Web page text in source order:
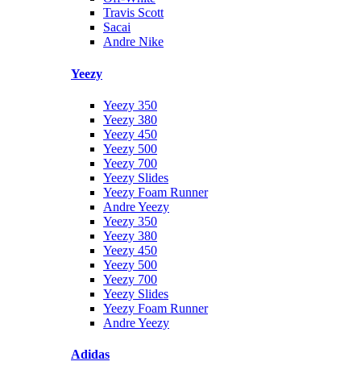
Travis Scott
Sacai
Andre Nike
Yeezy
Yeezy 350
Yeezy 380
Yeezy 450
Yeezy 500
Yeezy 700
Yeezy Slides
Yeezy Foam Runner
Andre Yeezy
Yeezy 350
Yeezy 380
Yeezy 450
Yeezy 500
Yeezy 700
Yeezy Slides
Yeezy Foam Runner
Andre Yeezy
Adidas